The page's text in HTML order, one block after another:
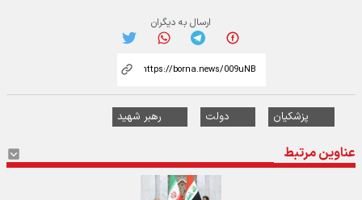
ارسال به دیگران
پزشکیان دولت رهبر شهید
عناوین مرتبط